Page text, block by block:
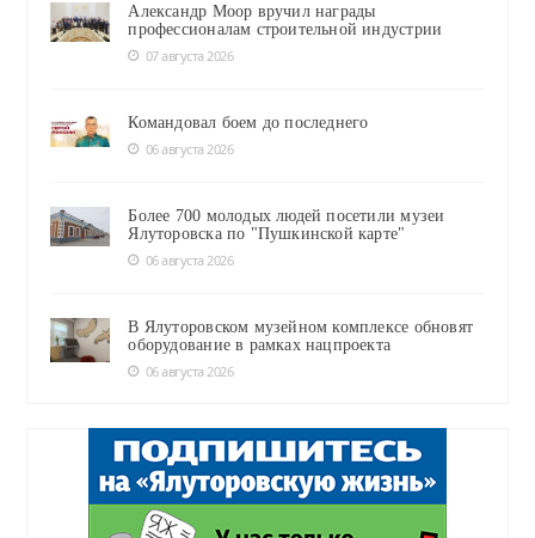
Александр Моор вручил награды
профессионалам строительной индустрии
07 августа 2026
Командовал боем до последнего
06 августа 2026
Более 700 молодых людей посетили музеи
Ялуторовска по "Пушкинской карте"
06 августа 2026
В Ялуторовском музейном комплексе обновят
оборудование в рамках нацпроекта
06 августа 2026